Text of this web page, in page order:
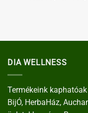
DIA WELLNESS
Termékeink
BijÓ, HerbaHáz,